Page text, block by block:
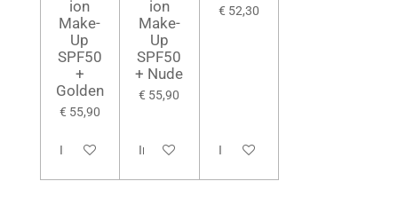
ion
Make-
Up
SPF50
+
Golden
€ 55,90
In winkelwagen
ion
Make-
Up
SPF50
+ Nude
€ 55,90
In winkelwagen
€ 52,30
In winkelwagen